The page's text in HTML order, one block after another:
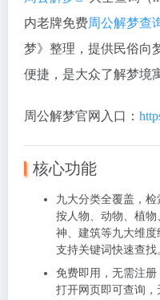
内老牌免费周公解梦查
梦》整理，提供民俗向
便捷，是大众了解梦境
周公解梦官网入口：
核心功能
九大分类全覆盖，检
按人物、动物、植
神、建筑等九大维度
支持关键词快速查找
免费即用，无需注册
打开网页即可查询，